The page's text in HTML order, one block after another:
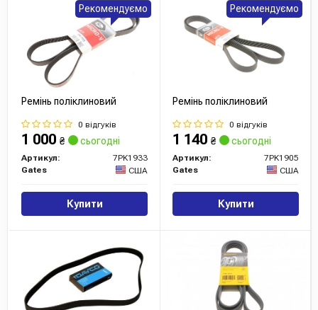
Ремінь поліклиновий
0 відгуків
1 000 ₴ сьогодні
Артикул:
7PK1933
Gates
США
Купити
Рекомендуємо
Ремінь поліклиновий
0 відгуків
1 140 ₴ сьогодні
Артикул:
7PK1905
Gates
США
Купити
Рекомендуємо